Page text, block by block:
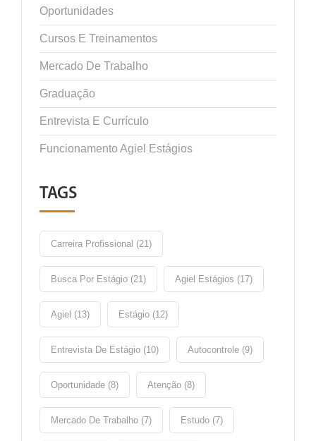
Oportunidades
Cursos E Treinamentos
Mercado De Trabalho
Graduação
Entrevista E Currículo
Funcionamento Agiel Estágios
TAGS
Carreira Profissional (21)
Busca Por Estágio (21) Agiel Estágios (17)
Agiel (13) Estágio (12)
Entrevista De Estágio (10) Autocontrole (9)
Oportunidade (8) Atenção (8)
Mercado De Trabalho (7) Estudo (7)